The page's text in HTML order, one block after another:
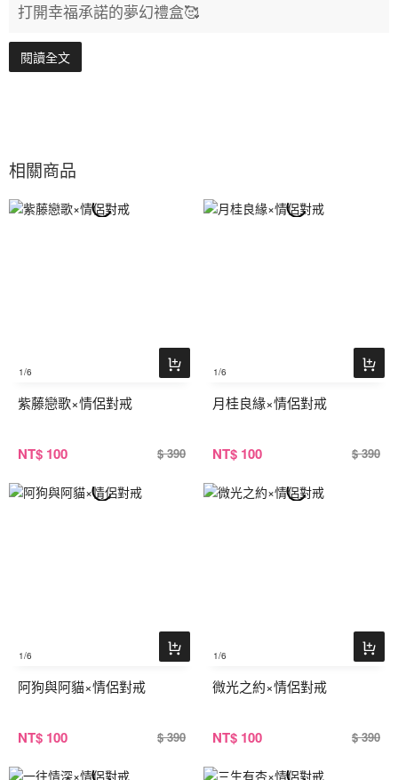
打開幸福承諾的夢幻禮盒🥰
閱讀全文
相關商品
1/6
紫藤戀歌×情侶對戒
NT$ 100 $ 390
1/6
月桂良緣×情侶對戒
NT$ 100 $ 390
1/6
阿狗與阿貓×情侶對戒
NT$ 100 $ 390
1/6
微光之約×情侶對戒
NT$ 100 $ 390